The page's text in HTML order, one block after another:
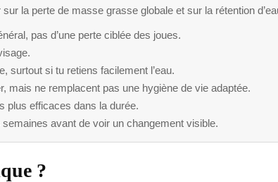
la perte de masse grasse globale et sur la rétention
pas d’une perte ciblée des joues.
surtout si tu retiens facilement l’eau.
mais ne remplacent pas une hygiène de vie adaptée.
plus efficaces dans la durée.
avant de voir un changement visible.
?